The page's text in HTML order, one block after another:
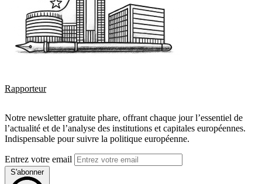
Rapporteur
Notre newsletter gratuite phare, offrant chaque jour l’essentiel de
l’actualité et de l’analyse des institutions et capitales européennes.
Indispensable pour suivre la politique européenne.
Entrez votre email
S'abonner